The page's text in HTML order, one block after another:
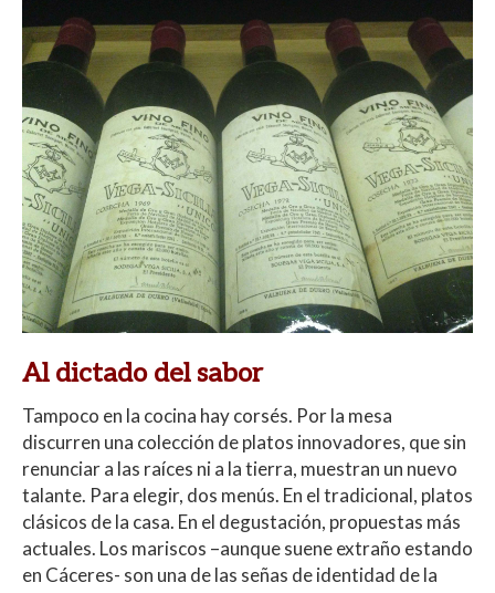
Al dictado del sabor
Tampoco en la cocina hay corsés. Por la mesa
discurren una colección de platos innovadores, que sin
renunciar a las raíces ni a la tierra, muestran un nuevo
talante. Para elegir, dos menús. En el tradicional, platos
clásicos de la casa. En el degustación, propuestas más
actuales. Los mariscos –aunque suene extraño estando
en Cáceres- son una de las señas de identidad de la